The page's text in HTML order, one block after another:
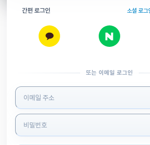
간편 로그인 소셜 로그
또는 이메일 로그인
로그인 정보 입력